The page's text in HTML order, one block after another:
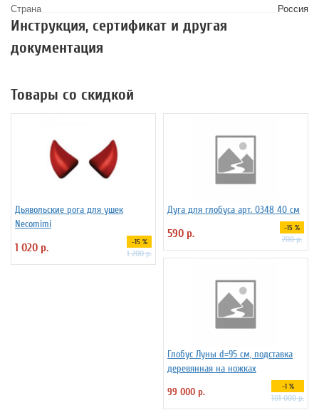
Страна
Россия
Инструкция, сертификат и другая
документация
Товары со скидкой
Дьявольские рога для ушек
Necomimi
1 020 р. -15 %
1 200 р.
Дуга для глобуса арт. 0348 40 см
590 р. -15 %
700 р.
Глобус Луны d=95 см, подставка
деревянная на ножках
99 000 р.
-1 %
101 000 р.